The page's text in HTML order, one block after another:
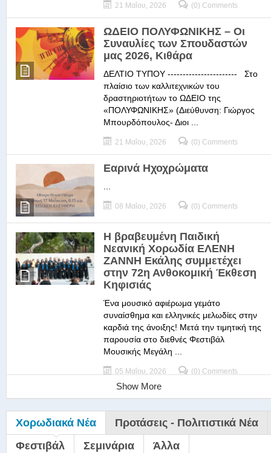
21 Μαΐου, 2026 (0) Comments
ΩΔΕΙΟ ΠΟΛΥΦΩΝΙΚΗΣ – Οι
Συναυλίες των Σπουδαστών
μας 2026, Κιθάρα
ΔΕΛΤΙΟ ΤΥΠΟΥ ----------------------- Στο
πλαίσιο των καλλιτεχνικών του
δραστηριοτήτων το ΩΔΕΙΟ της
«ΠΟΛΥΦΩΝΙΚΗΣ» (Διεύθυνση: Γιώργος
Μπουρδόπουλος- Διοι ...
21 Μαΐου, 2026 (0) Comments
Εαρινά Ηχοχρώματα
08 Μαΐου, 2026 (0) Comments
Η βραβευμένη Παιδική
Νεανική Χορωδία ΕΛΕΝΗ
ΖΑΝΝΗ Εκάλης συμμετέχει
στην 72η Ανθοκομική Έκθεση
Κηφισιάς
Ένα μουσικό αφιέρωμα γεμάτο
συναίσθημα και ελληνικές μελωδίες στην
καρδιά της άνοιξης! Μετά την τιμητική της
παρουσία στο διεθνές Φεστιβάλ
Μουσικής Μεγάλη ...
05 Μαΐου, 2026 (0) Comments
Show More
Χορωδιακά Νέα
Προτάσεις - Πολιτιστικά Νέα
Φεστιβάλ
Σεμινάρια Άλλα